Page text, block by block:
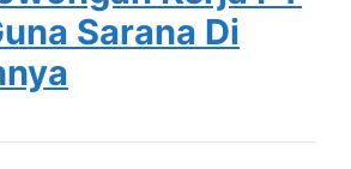
Sarana Di